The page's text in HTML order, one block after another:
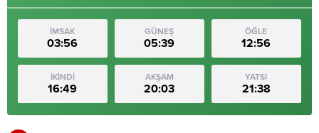
İMSAK
03:56
GÜNEŞ
05:39
ÖĞLE
12:56
İKİNDİ
16:49
AKŞAM
20:03
YATSI
21:38